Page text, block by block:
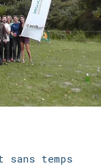
temps